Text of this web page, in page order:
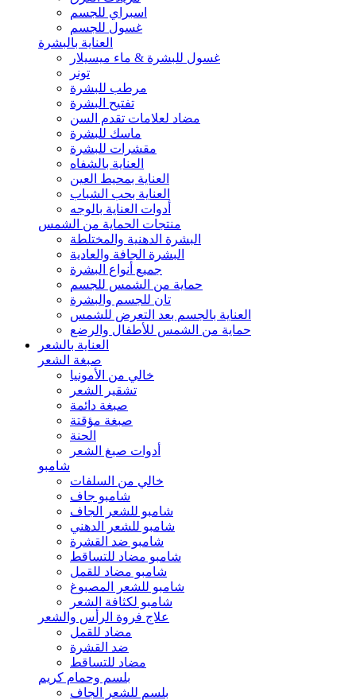
اسبراي للجسم
غسول للجسم
العناية بالبشرة
غسول للبشرة & ماء ميسيلار
تونر
مرطب للبشرة
تفتيح البشرة
مضاد لعلامات تقدم السن
ماسك للبشرة
مقشرات للبشرة
العناية بالشفاه
العناية بمحيط العين
العناية بحب الشباب
أدوات العناية بالوجه
منتجات الحماية من الشمس
البشرة الدهنية والمختلطة
البشرة الجافة والعادية
جميع أنواع البشرة
حماية من الشمس للجسم
تان للجسم والبشرة
العناية بالجسم بعد التعرض للشمس
حماية من الشمس للأطفال والرضع
العناية بالشعر
صبغة الشعر
خالي من الأمونيا
تشقير الشعر
صبغة دائمة
صبغة مؤقتة
الحنة
أدوات صبغ الشعر
شامبو
خالي من السلفات
شامبو جاف
شامبو للشعر الجاف
شامبو للشعر الدهني
شامبو ضد القشرة
شامبو مضاد للتساقط
شامبو مضاد للقمل
شامبو للشعر المصبوغ
شامبو لكثافة الشعر
علاج فروة الرأس والشعر
مضاد للقمل
ضد القشرة
مضاد للتساقط
بلسم وحمام كريم
بلسم للشعر الجاف